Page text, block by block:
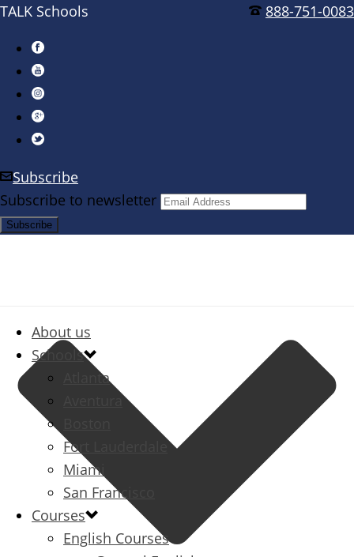
888-751-0083
TALK Schools
Subscribe
Subscribe to newsletter
About us
Schools
Atlanta
Aventura
Fort Lauderdale
Miami
San Francisco
Courses
English Courses